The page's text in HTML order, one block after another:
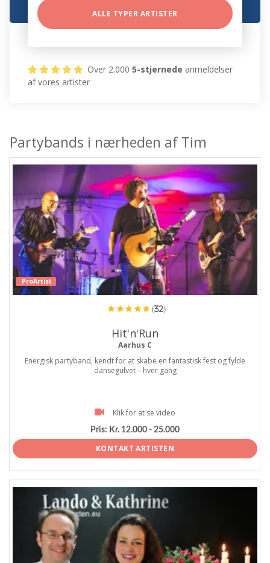
ALLE TYPER ARTISTER
Over 2.0005-stjernede anmeldelser
af vores artister
Partybands i nærheden af Tim
ProArtist
(32)
Hit'n'Run
Aarhus C
Energisk partyband, kendt for at skabe en fantastisk fest og fylde
dansegulvet – hver gang
Klik for at se video
Pris: Kr. 12.000 - 25.000
KONTAKT ARTISTEN